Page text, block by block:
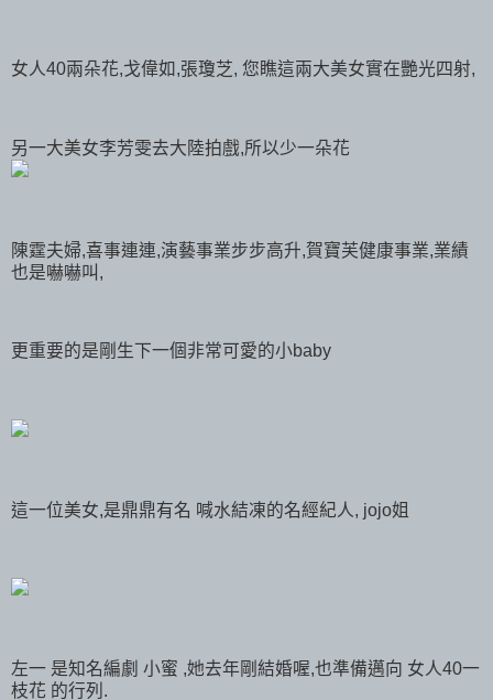
女人40兩朵花,戈偉如,張瓊芝, 您瞧這兩大美女實在艷光四射,
另一大美女李芳雯去大陸拍戲,所以少一朵花
陳霆夫婦,喜事連連,演藝事業步步高升,賀寶芙健康事業,業績
也是嚇嚇叫,
更重要的是剛生下一個非常可愛的小baby
這一位美女,是鼎鼎有名 喊水結凍的名經紀人, jojo姐
左一 是知名編劇 小蜜 ,她去年剛結婚喔,也準備邁向 女人40一
枝花 的行列.